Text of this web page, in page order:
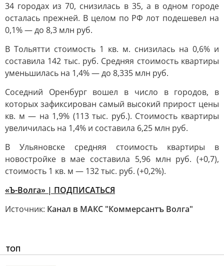
34 городах из 70, снизилась в 35, а в одном городе
осталась прежней. В целом по РФ лот подешевел на
0,1% — до 8,3 млн руб.
В Тольятти стоимость 1 кв. м. снизилась на 0,6% и
составила 142 тыс. руб. Средняя стоимость квартиры
уменьшилась на 1,4% — до 8,335 млн руб.
Соседний Оренбург вошел в число в городов, в
которых зафиксирован самый высокий прирост цены
кв. м — на 1,9% (113 тыс. руб.). Стоимость квартиры
увеличилась на 1,4% и составила 6,25 млн руб.
В Ульяновске средняя стоимость квартиры в
новостройке в мае составила 5,96 млн руб. (+0,7),
стоимость 1 кв. м — 132 тыс. руб. (+0,2%).
«Ъ-Волга» | ПОДПИСАТЬСЯ
Источник: Канал в МАКС "Коммерсантъ Волга"
ТОП